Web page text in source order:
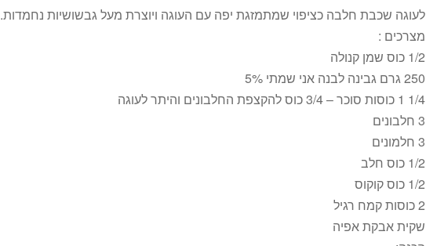
לעוגה שכבת חלבה כציפוי שמתמזגת יפה עם העוגה ויוצרת מעל גבשושיות נחמדות.
מצרכים :
1/2 כוס שמן קנולה
250 גרם גבינה לבנה אני שמתי 5%
1/4 1 כוסות סוכר – 3/4 כוס להקצפת החלבונים והיתר לעוגה
3 חלבונים
3 חלמונים
1/2 כוס חלב
1/2 כוס קוקוס
2 כוסות קמח רגיל
שקית אבקת אפיה